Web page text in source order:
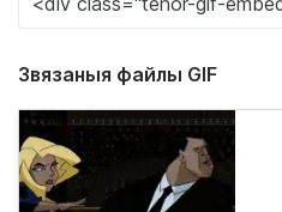
Звязаныя файлы GIF